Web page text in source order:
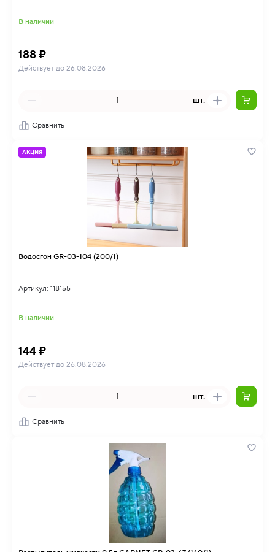
В наличии
188 ₽
Действует до 26.08.2026
шт.
Сравнить
АКЦИЯ
Водосгон GR-03-104 (200/1)
Артикул: 118155
В наличии
144 ₽
Действует до 26.08.2026
шт.
Сравнить